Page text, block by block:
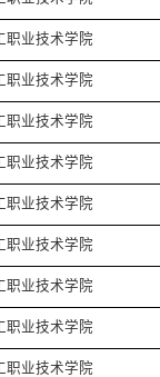
职业技术学院
职业技术学院
职业技术学院
职业技术学院
职业技术学院
职业技术学院
职业技术学院
职业技术学院
职业技术学院